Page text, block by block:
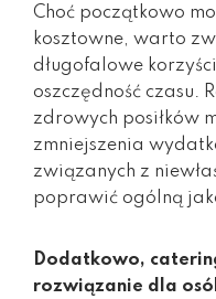
Choć początkowo
kosztowne, warto
długofalowe
oszczędność czasu.
zdrowych posiłków
zmniejszenia
związanych z
poprawić ogólną
Dodatkowo,
rozwiązanie dla